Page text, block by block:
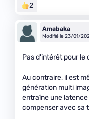
2
Amabaka
Modifié le 23/01/
Pas d'intérêt pour le
Au contraire, il est
génération multi
entraîne une
compenser avec sa